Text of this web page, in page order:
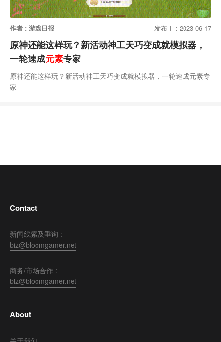
作者 : 游戏日报 发布于 : 2023-06-17
原神还能这样玩？新活动神工天巧变成就模拟器，
一轮速成元素专家
原神还能这样玩？新活动神工天巧变成就模拟器，一轮速成元素专
家
Contact
新闻线索及垂询 :
biz@bloomgamer.net
商务/市场合作 :
biz@bloomgamer.net
About